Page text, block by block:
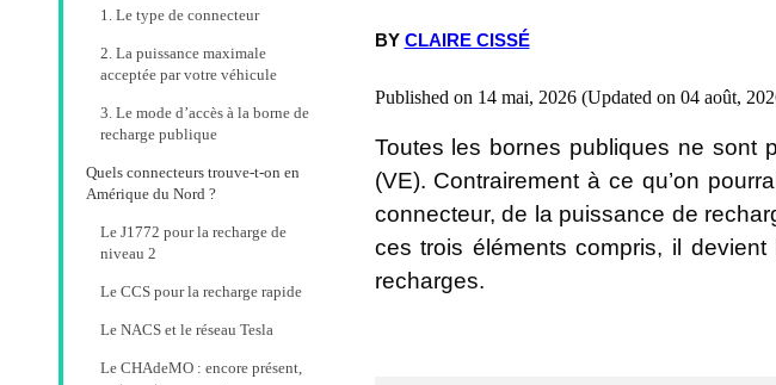
1. Le type de connecteur
2. La puissance maximale
acceptée par votre véhicule
3. Le mode d’accès à la borne de
recharge publique
Quels connecteurs trouve-t-on en
Amérique du Nord ?
Le J1772 pour la recharge de
niveau 2
Le CCS pour la recharge rapide
Le NACS et le réseau Tesla
Le CHAdeMO : encore présent,
BY CLAIRE CISSÉ
Published on 14 mai, 2026 (Updated on 04 août,
Toutes les bornes publiques ne sont
(VE). Contrairement à ce qu’on
connecteur, de la puissance de
ces trois éléments compris, il
recharges.